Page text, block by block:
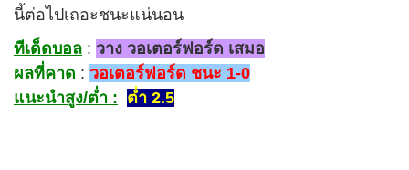
นี้ต่อไปเถอะชนะแน่นอน
ทีเด็ดบอล : วาง วอเตอร์ฟอร์ด เสมอ
ผลที่คาด : วอเตอร์ฟอร์ด ชนะ 1-0
แนะนำสูง/ต่ำ : ต่ำ 2.5